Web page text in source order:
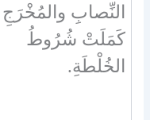
النِّصابِ والمُخْرَجِ
كَمَلَتْ شُرُوطُ
الخُلْطَةِ.